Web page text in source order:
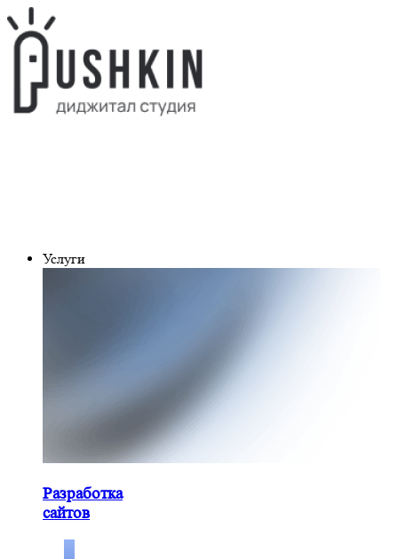
Услуги
Разработка
сайтов